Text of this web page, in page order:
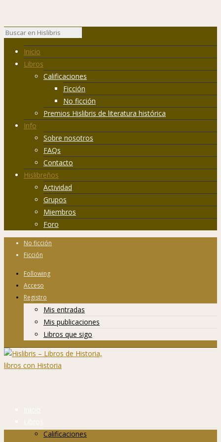
Inicio
Libros
Calificaciones
Ficción
No ficción
Premios Hislibris de literatura histórica
Info
Sobre nosotros
FAQs
Contacto
Hislibreños
Actividad
Grupos
Miembros
Foro
No ficción
Ficción
Following
Acceso
Registro
Mis entradas
Mis publicaciones
Libros que sigo
Inicio
Libros
Calificaciones